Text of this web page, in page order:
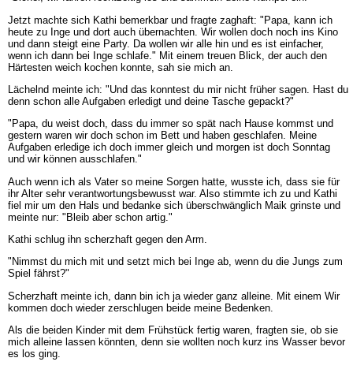
Jetzt machte sich Kathi bemerkbar und fragte zaghaft: "Papa, kann ich
heute zu Inge und dort auch übernachten. Wir wollen doch noch ins Kino
und dann steigt eine Party. Da wollen wir alle hin und es ist einfacher,
wenn ich dann bei Inge schlafe." Mit einem treuen Blick, der auch den
Härtesten weich kochen konnte, sah sie mich an.
Lächelnd meinte ich: "Und das konntest du mir nicht früher sagen. Hast du
denn schon alle Aufgaben erledigt und deine Tasche gepackt?"
"Papa, du weist doch, dass du immer so spät nach Hause kommst und
gestern waren wir doch schon im Bett und haben geschlafen. Meine
Aufgaben erledige ich doch immer gleich und morgen ist doch Sonntag
und wir können ausschlafen."
Auch wenn ich als Vater so meine Sorgen hatte, wusste ich, dass sie für
ihr Alter sehr verantwortungsbewusst war. Also stimmte ich zu und Kathi
fiel mir um den Hals und bedanke sich überschwänglich Maik grinste und
meinte nur: "Bleib aber schon artig."
Kathi schlug ihn scherzhaft gegen den Arm.
"Nimmst du mich mit und setzt mich bei Inge ab, wenn du die Jungs zum
Spiel fährst?"
Scherzhaft meinte ich, dann bin ich ja wieder ganz alleine. Mit einem Wir
kommen doch wieder zerschlugen beide meine Bedenken.
Als die beiden Kinder mit dem Frühstück fertig waren, fragten sie, ob sie
mich alleine lassen könnten, denn sie wollten noch kurz ins Wasser bevor
es los ging.